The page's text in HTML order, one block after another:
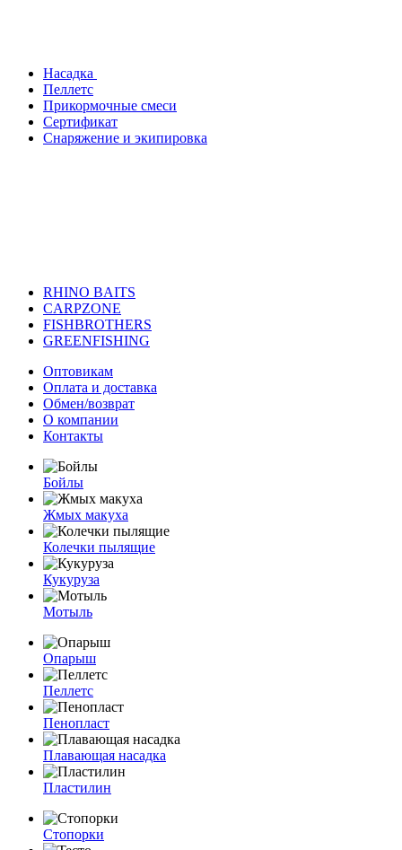
Насадка
Пеллетс
Прикормочные смеси
Сертификат
Снаряжение и экипировка
RHINO BAITS
CARPZONE
FISHBROTHERS
GREENFISHING
Оптовикам
Оплата и доставка
Обмен/возврат
О компании
Контакты
Бойлы
Жмых макуха
Колечки пылящие
Кукуруза
Мотыль
Опарыш
Пеллетс
Пенопласт
Плавающая насадка
Пластилин
Стопорки